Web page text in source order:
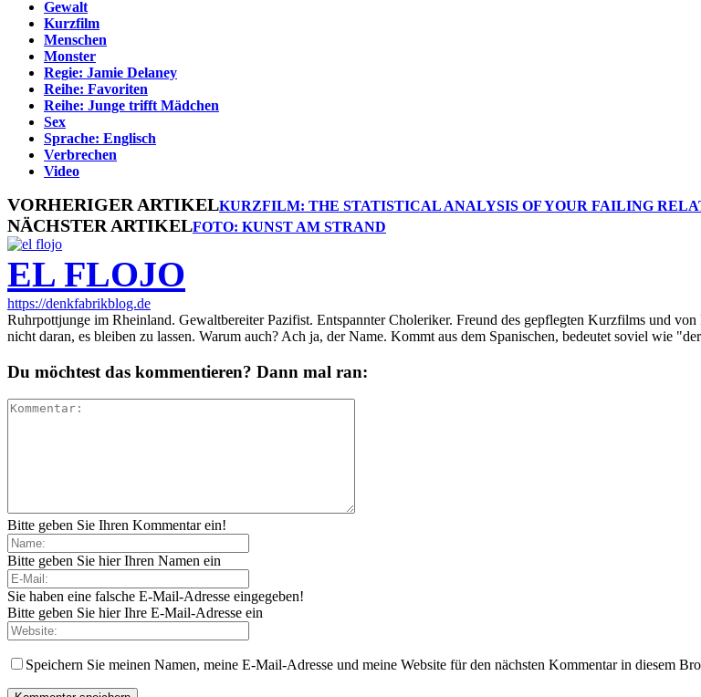
Gewalt
Kurzfilm
Menschen
Monster
Regie: Jamie Delaney
Reihe: Favoriten
Reihe: Junge trifft Mädchen
Sex
Sprache: Englisch
Verbrechen
Video
VORHERIGER ARTIKELKURZFILM: THE STATISTICAL ANALYSIS OF YOUR FAILING
NÄCHSTER ARTIKELFOTO: KUNST AM STRAND
EL FLOJO
https://denkfabrikblog.de
Ruhrpottjunge im Rheinland. Gewaltbereiter Pazifist. Entspannter Choleriker. Freund des gepflegten Kurzfilms und
nicht daran, es bleiben zu lassen. Warum auch? Ach ja, der Name. Kommt aus dem Spanischen, bedeutet soviel wie
Du möchtest das kommentieren? Dann mal ran:
Bitte geben Sie Ihren Kommentar ein!
Bitte geben Sie hier Ihren Namen ein
Sie haben eine falsche E-Mail-Adresse eingegeben!
Bitte geben Sie hier Ihre E-Mail-Adresse ein
Speichern Sie meinen Namen, meine E-Mail-Adresse und meine Website für den nächsten Kommentar in diesem